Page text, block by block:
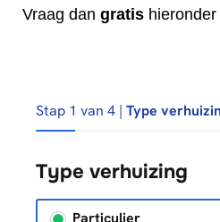
Vraag dan gratis hieronder